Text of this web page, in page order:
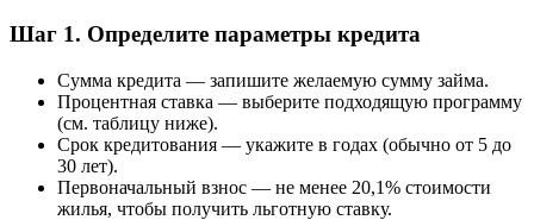
Шаг 1. Определите параметры кредита
Сумма кредита — запишите желаемую сумму займа.
Процентная ставка — выберите подходящую программу
(см. таблицу ниже).
Срок кредитования — укажите в годах (обычно от 5 до
30 лет).
Первоначальный взнос — не менее 20,1% стоимости
жилья, чтобы получить льготную ставку.